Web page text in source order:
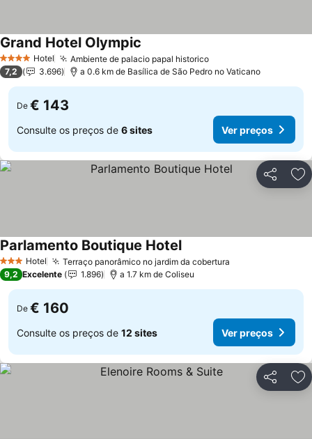
4 EstrelasHotel Ambiente de palacio papal historico
Grand Hotel Olympic
7,2 3.696 a 0.6 km de Basílica de São Pedro no Vaticano
De € 143
Consulte os preços de 6 sites Ver preços
Partilhar
3 EstrelasHotel Terraço panorâmico no jardim da cobertura
Parlamento Boutique Hotel
9,2 Excelente 1.896 a 1.7 km de Coliseu
De € 160
Consulte os preços de 12 sites Ver preços
Partilhar